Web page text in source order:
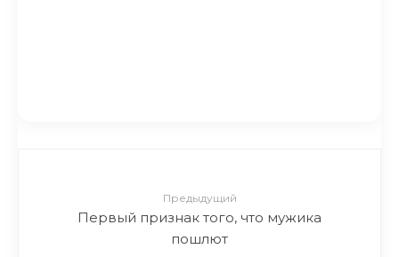
Предыдущий
Первый признак того, что мужика
пошлют